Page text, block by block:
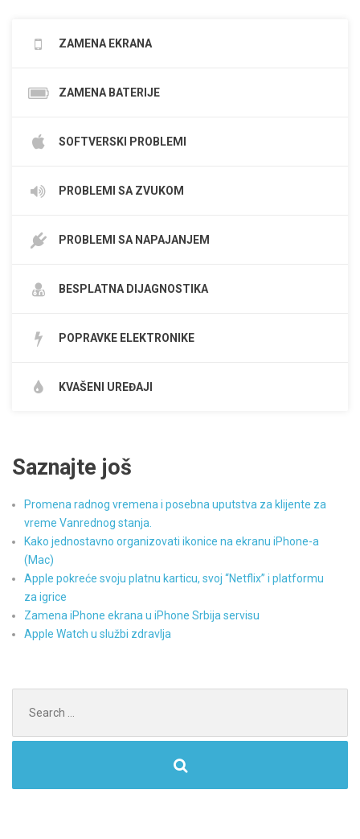
ZAMENA EKRANA
ZAMENA BATERIJE
SOFTVERSKI PROBLEMI
PROBLEMI SA ZVUKOM
PROBLEMI SA NAPAJANJEM
BESPLATNA DIJAGNOSTIKA
POPRAVKE ELEKTRONIKE
KVAŠENI UREĐAJI
Saznajte još
Promena radnog vremena i posebna uputstva za klijente za
vreme Vanrednog stanja.
Kako jednostavno organizovati ikonice na ekranu iPhone-a
(Mac)
Apple pokreće svoju platnu karticu, svoj “Netflix” i platformu
za igrice
Zamena iPhone ekrana u iPhone Srbija servisu
Apple Watch u službi zdravlja
for: